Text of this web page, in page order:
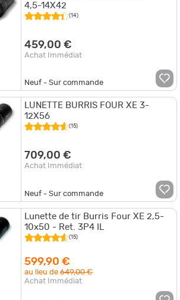
4,5-14X42
(14)
459,00 €
Achat Immédiat
Neuf - Sur commande
LUNETTE BURRIS FOUR XE 3-
12X56
(15)
709,00 €
Achat Immédiat
Neuf - Sur commande
Lunette de tir Burris Four XE 2,5-
10x50 - Ret. 3P4 IL
(15)
599,90 €
au lieu de649,00 €
Achat Immédiat